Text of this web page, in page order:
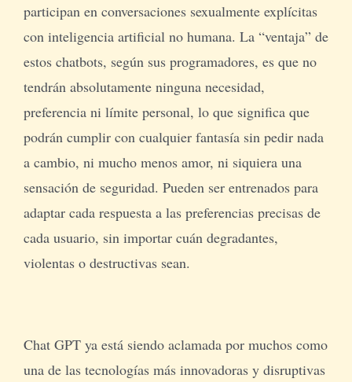
participan en conversaciones sexualmente explícitas
con inteligencia artificial no humana. La “ventaja” de
estos chatbots, según sus programadores, es que no
tendrán absolutamente ninguna necesidad,
preferencia ni límite personal, lo que significa que
podrán cumplir con cualquier fantasía sin pedir nada
a cambio, ni mucho menos amor, ni siquiera una
sensación de seguridad. Pueden ser entrenados para
adaptar cada respuesta a las preferencias precisas de
cada usuario, sin importar cuán degradantes,
violentas o destructivas sean.
Chat GPT ya está siendo aclamada por muchos como
una de las tecnologías más innovadoras y disruptivas